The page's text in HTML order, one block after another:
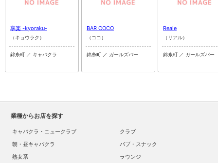
享楽 -kyoraku-
（キョウラク）
錦糸町 ／ キャバクラ
BAR COCO
（ココ）
錦糸町 ／ ガールズバー
Reale
（リアル）
錦糸町 ／ ガールズバー
業種からお店を探す
キャバクラ・ニュークラブ
クラブ
朝・昼キャバクラ
パブ・スナック
熟女系
ラウンジ